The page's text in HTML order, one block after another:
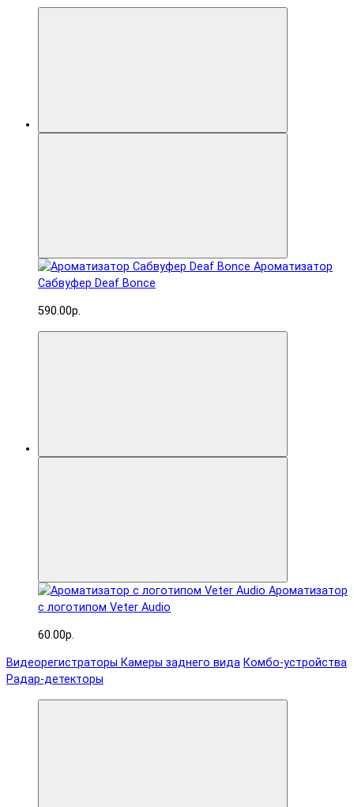
Ароматизатор
Сабвуфер Deaf Bonce
590.00р.
Ароматизатор
с логотипом Veter Audio
60.00р.
Видеорегистраторы Камеры заднего вида Комбо-устройства
Радар-детекторы